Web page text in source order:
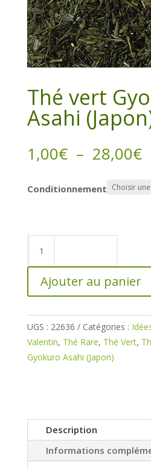
Thé vert
Asahi
1,00€ – 28,00€
Conditionnement
vert
Asahi
(Japon)
Ajouter au panier
UGS : 22636 Catégories :
Valentin, Thé Rare, Thé Vert,
Gyokuro Asahi (Japon)
Description
Informations